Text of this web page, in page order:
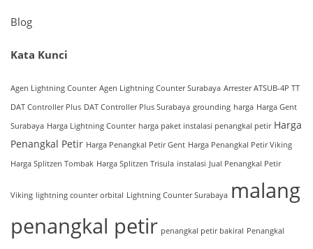
Blog
Kata Kunci
Agen Lightning Counter Agen Lightning Counter Surabaya Arrester ATSUB-4P TT
DAT Controller Plus DAT Controller Plus Surabaya grounding harga Harga Gent
Surabaya Harga Lightning Counter harga paket instalasi penangkal petir Harga
Penangkal Petir Harga Penangkal Petir Gent Harga Penangkal Petir Viking
Harga Splitzen Tombak Harga Splitzen Trisula instalasi Jual Penangkal Petir
Viking lightning counter orbital Lightning Counter Surabaya malang
penangkal petir penangkal petir bakiral Penangkal